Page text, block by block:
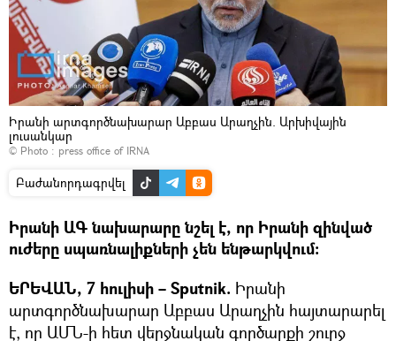
Իրանի արտգործնախարար Աբբաս Արաղչին. Արխիվային
լուսանկար
© Photo : press office of IRNA
Բաժանորդագրվել
Իրանի ԱԳ նախարարը նշել է, որ Իրանի զինված
ուժերը սպառնալիքների չեն ենթարկվում։
ԵՐԵՎԱՆ, 7 հուլիսի – Sputnik. Իրանի
արտգործնախարար Աբբաս Արաղչին հայտարարել
է, որ ԱՄՆ-ի հետ վերջնական գործարքի շուրջ